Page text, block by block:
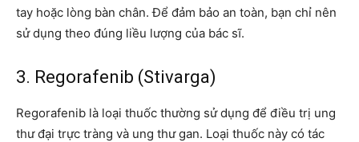
tay hoặc lòng bàn chân. Để đảm bảo an toàn, bạn chỉ nên
sử dụng theo đúng liều lượng của bác sĩ.
3. Regorafenib (Stivarga)
Regorafenib là loại thuốc thường sử dụng để điều trị ung
thư đại trực tràng và ung thư gan. Loại thuốc này có tác